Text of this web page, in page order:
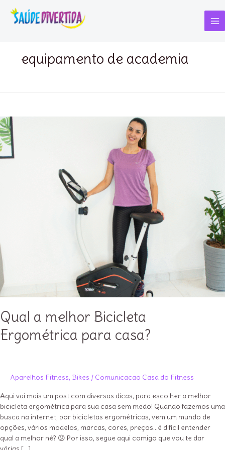
para
equipamento de academia
Qual a melhor Bicicleta
Ergométrica para casa?
Aparelhos Fitness, Bikes / Comunicacao Casa do Fitness
Aqui vai mais um post com diversas dicas, para escolher a melhor
bicicleta ergométrica para sua casa sem medo! Quando fazemos uma
busca na internet, por bicicletas ergométricas, vem um mundo de
opções, vários modelos, marcas, cores, preços…é difícil entender
qual a melhor né? 😕 Por isso, segue aqui comigo que vou te dar